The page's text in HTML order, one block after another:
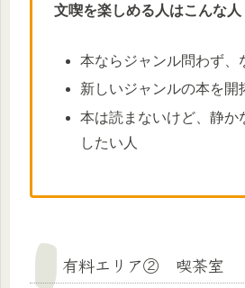
文喫を楽しめる人はこんな人
本ならジャンル問わず、
新しいジャンルの本を開
本は読まないけど、静か
したい人
有料エリア② 喫茶室